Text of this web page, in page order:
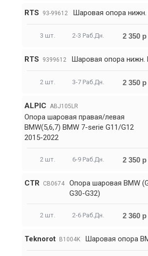
RTS 93-99612 Шаровая опора нижн.
3 шт. 2-3 Раб.Дн. 2 350 р
RTS 9399612 Шаровая опора нижн.
2 шт. 3-7 Раб.Дн. 2 350 р
ALPIC ABJ105LR
Опора шаровая правая/левая
BMW(5,6,7) BMW 7-serie G11/G12
2015-2022
2 шт. 6-9 Раб.Дн. 2 350 р
CTR CB0674
Опора шаровая BMW
G30-G32)
2 шт. 2-6 Раб.Дн. 2 360 р
Teknorot B1004K Шаровая опора